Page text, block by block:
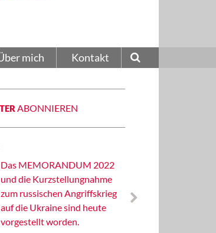
mich Kontakt
ABONNIEREN
Das MEMORANDUM 2022
und die Kurzstellungnahme
zum russischen Angriffskrieg
auf die Ukraine sind heute
vorgestellt worden.